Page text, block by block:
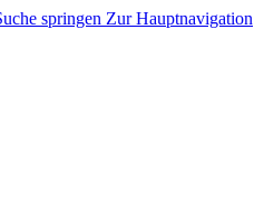
springen Zur Hauptnavigation